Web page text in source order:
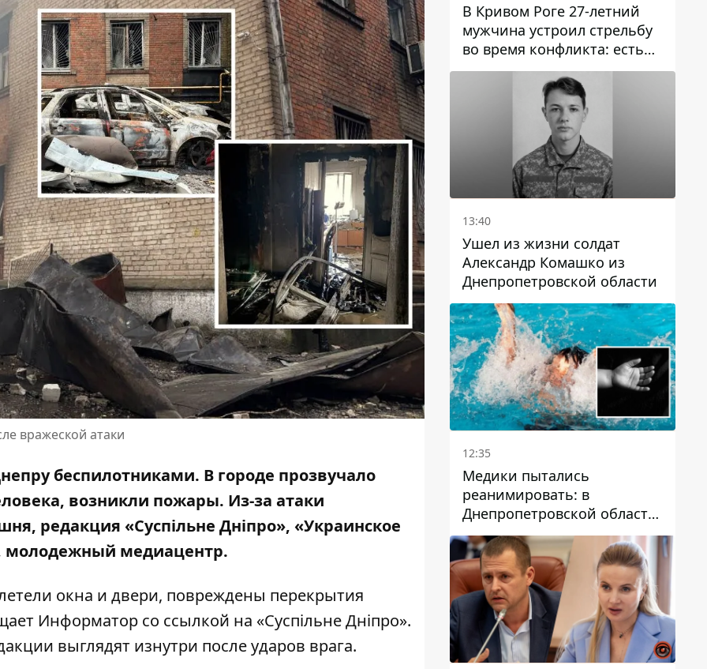
вражеской атаки
беспилотниками. В городе прозвучало
возникли пожары. Из-за атаки
редакция «Суспільне Дніпро», «Украинское
молодежный медиацентр.
окна и двери, повреждены перекрытия
Информатор со ссылкой на «Суспільне Дніпро».
выглядят изнутри после ударов врага.
В Кривом Роге 27-летний
мужчина устроил стрельбу
во время конфликта: есть
раненый
13:40
Ушел из жизни солдат
Александр Комашко из
Днепропетровской области
12:35
Медики пытались
реанимировать: в
Днепропетровской области
двухлетний мальчик утонул
в бассейне